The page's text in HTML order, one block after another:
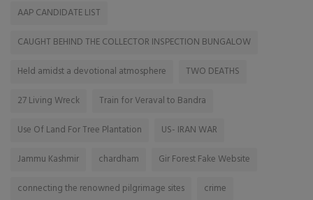
AAP CANDIDATE LIST
CAUGHT BEHIND THE COLLECTOR INSPECTION BUNGALOW
Held amidst a devotional atmosphere
TWO DEATHS
27 Living Wreck
Train for Veraval to Bandra
Use Of Land For Tree Plantation
US- IRAN WAR
Jammu Kashmir
chardham
Gir Forest Fake Website
connecting the renowned pilgrimage sites
crime